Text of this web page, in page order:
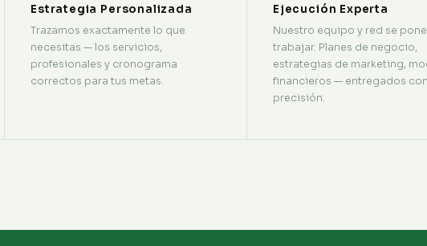
Estrategia Personalizada
Trazamos exactamente lo que
necesitas — los servicios,
profesionales y cronograma
correctos para tus metas.
Ejecución Experta
Nuestro equipo y red se
trabajar. Planes de negocio,
estrategias de marketing,
financieros — entregados con
precisión.